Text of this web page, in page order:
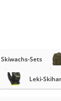
Skiwachs-Sets
Leki-